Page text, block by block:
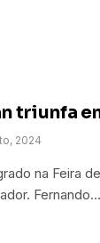
triunfa
2024
na Feira
Fernando…